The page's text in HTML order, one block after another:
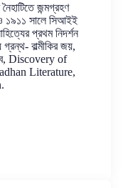
জন্মগ্রহণ
১৯১১ সালে সিআইই
প্রথম নিদর্শন
বাল্মীকির জয়,
Discovery of
Literature,